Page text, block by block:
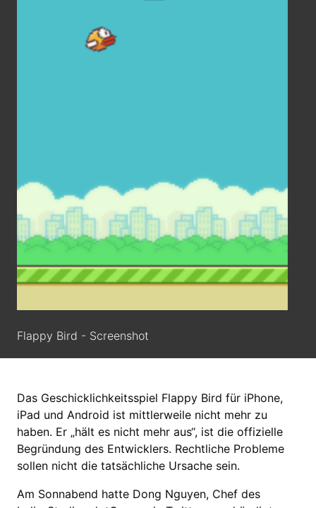
Flappy Bird - Screenshot
Das Geschicklichkeitsspiel Flappy Bird für iPhone,
iPad und Android ist mittlerweile nicht mehr zu
haben. Er „hält es nicht mehr aus“, ist die offizielle
Begründung des Entwicklers. Rechtliche Probleme
sollen nicht die tatsächliche Ursache sein.
Am Sonnabend hatte Dong Nguyen, Chef des